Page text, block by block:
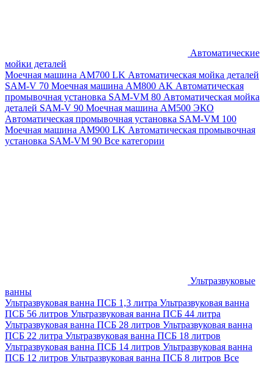
Автоматические
мойки деталей
Моечная машина AM700 LK Автоматическая мойка деталей
SAM-V 70 Моечная машина АМ800 AK Автоматическая
промывочная установка SAM-VM 80 Автоматическая мойка
деталей SAM-V 90 Моечная машина АМ500 ЭКО
Автоматическая промывочная установка SAM-VM 100
Моечная машина AM900 LK Автоматическая промывочная
установка SAM-VM 90 Все категории
Ультразвуковые
ванны
Ультразвуковая ванна ПСБ 1,3 литра Ультразвуковая ванна
ПСБ 56 литров Ультразвуковая ванна ПСБ 44 литра
Ультразвуковая ванна ПСБ 28 литров Ультразвуковая ванна
ПСБ 22 литра Ультразвуковая ванна ПСБ 18 литров
Ультразвуковая ванна ПСБ 14 литров Ультразвуковая ванна
ПСБ 12 литров Ультразвуковая ванна ПСБ 8 литров Все